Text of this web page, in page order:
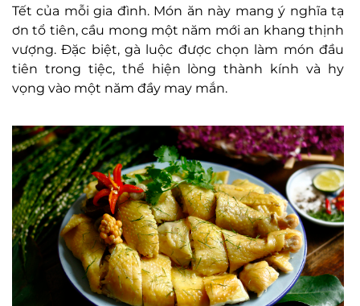
Tết của mỗi gia đình. Món ăn này mang ý nghĩa tạ
ơn tổ tiên, cầu mong một năm mới an khang thịnh
vượng. Đặc biệt, gà luộc được chọn làm món đầu
tiên trong tiệc, thể hiện lòng thành kính và hy
vọng vào một năm đầy may mắn.